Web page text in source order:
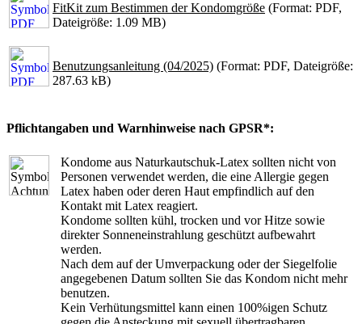
FitKit zum Bestimmen der Kondomgröße (Format: PDF,
Dateigröße: 1.09 MB)
Benutzungsanleitung (04/2025) (Format: PDF, Dateigröße:
287.63 kB)
Pflichtangaben und Warnhinweise nach GPSR*:
Kondome aus Naturkautschuk-Latex sollten nicht von
Personen verwendet werden, die eine Allergie gegen
Latex haben oder deren Haut empfindlich auf den
Kontakt mit Latex reagiert.
Kondome sollten kühl, trocken und vor Hitze sowie
direkter Sonneneinstrahlung geschützt aufbewahrt
werden.
Nach dem auf der Umverpackung oder der Siegelfolie
angegebenen Datum sollten Sie das Kondom nicht mehr
benutzen.
Kein Verhütungsmittel kann einen 100%igen Schutz